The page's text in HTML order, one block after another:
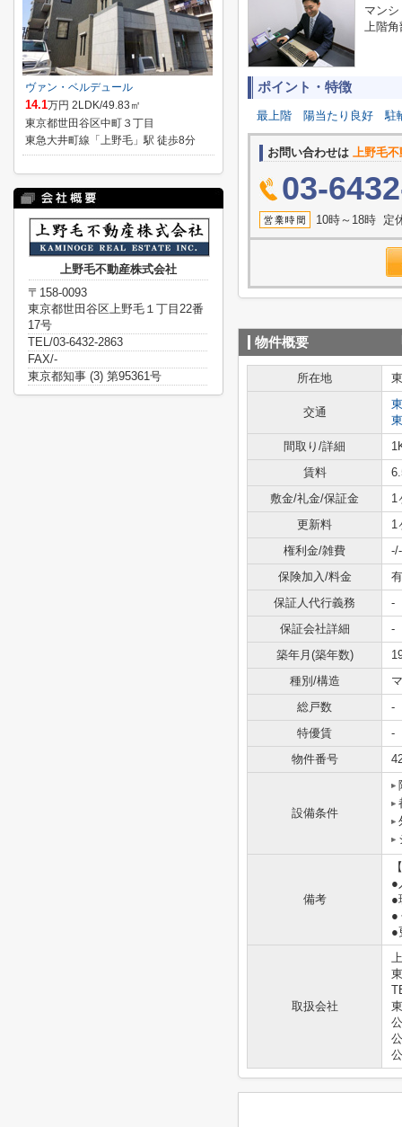
マン
上階角
ポイント・特徴
最上階 陽当たり良好 駐
お問い合わせは 上野毛
03-
10時～18時 定
物件概要
所在地
交通
間取り/詳細
賃料
敷金/礼金/保証金
1
更新料
1
権利金/雑費
-/-
保険加入/料金
保証人代行義務
-
保証会社詳細
-
築年月(築年数)
種別/構造
総戸数
-
特優賃
-
物件番号
設備条件
備考
●
●
●
●
取扱会社
ヴァン・ベルデュール
14.1万円 2LDK/49.83㎡
東京都世田谷区中町３丁目
東急大井町線「上野毛」駅 徒歩8分
上野毛不動産株式会社
〒158-0093
東京都世田谷区上野毛１丁目22番
17号
TEL/03-6432-2863
FAX/-
東京都知事 (3) 第95361号